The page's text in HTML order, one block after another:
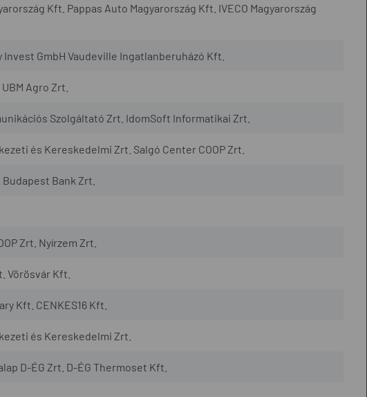
Kft. Pappas Auto Magyarország Kft. IVECO Magyarország
Invest GmbH Vaudeville Ingatlanberuházó Kft.
Agro Zrt.
Szolgáltató Zrt. IdomSoft Informatikai Zrt.
és Kereskedelmi Zrt. Salgó Center COOP Zrt.
Bank Zrt.
Zrt. Nyírzem Zrt.
Vörösvár Kft.
Kft. CENKES16 Kft.
és Kereskedelmi Zrt.
D-ÉG Zrt. D-ÉG Thermoset Kft.